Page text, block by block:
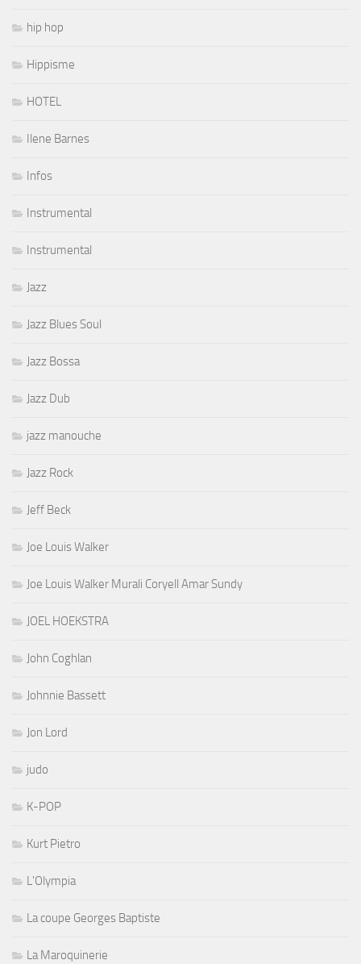
hip hop
Hippisme
HOTEL
Ilene Barnes
Infos
Instrumental
Instrumental
Jazz
Jazz Blues Soul
Jazz Bossa
Jazz Dub
jazz manouche
Jazz Rock
Jeff Beck
Joe Louis Walker
Joe Louis Walker Murali Coryell Amar Sundy
JOEL HOEKSTRA
John Coghlan
Johnnie Bassett
Jon Lord
judo
K-POP
Kurt Pietro
L'Olympia
La coupe Georges Baptiste
La Maroquinerie